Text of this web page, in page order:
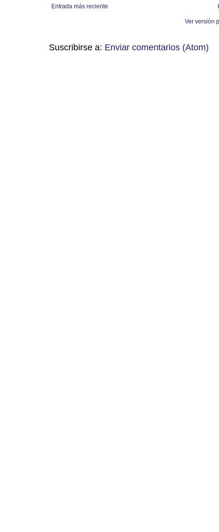
Entrada más reciente
Ver versión
Suscribirse a: Enviar comentarios (Atom)